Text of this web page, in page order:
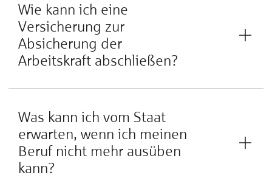
Wie kann ich eine
Versicherung zur
Absicherung der
Arbeitskraft abschließen?
Was kann ich vom Staat
erwarten, wenn ich meinen
Beruf nicht mehr ausüben
kann?